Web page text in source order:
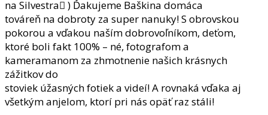
na Silvestra ) Ďakujeme Baškina domáca
továreň na dobroty za super nanuky! S obrovskou
pokorou a vďakou naším dobrovoľníkom, deťom,
ktoré boli fakt 100% – né, fotografom a
kameramanom za zhmotnenie našich krásnych
zážitkov do
stoviek úžasných fotiek a videí! A rovnaká vďaka aj
všetkým anjelom, ktorí pri nás opäť raz stáli!